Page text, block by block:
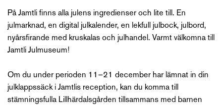
På Jamtli finns alla julens ingredienser och lite till. En
julmarknad, en digital julkalender, en lekfull julbock, julbord,
nyårsfirande med kruskalas och julhandel. Varmt välkomna till
Jamtli Julmuseum!
Om du under perioden 11–21 december har lämnat in din
julklappssäck i Jamtlis reception, kan du komma till
stämningsfulla Lillhärdalsgården tillsammans med barnen